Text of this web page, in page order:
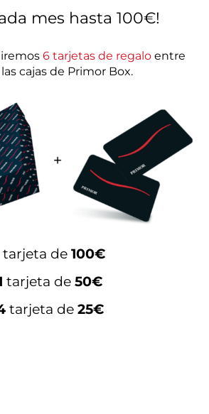
mes hasta 100€!
6 tarjetas de regalo entre
cajas de Primor Box.
tarjeta de 100€
tarjeta de 50€
tarjeta de 25€